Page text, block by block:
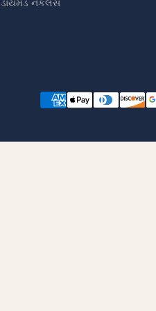
ડાયમંડ નેકલેસ